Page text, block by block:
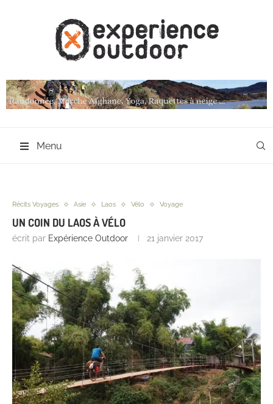
Menu
Récits Voyages Asie Laos Vélo Voyage
UN COIN DU LAOS À VÉLO
écrit par Expérience Outdoor 21 janvier 2017